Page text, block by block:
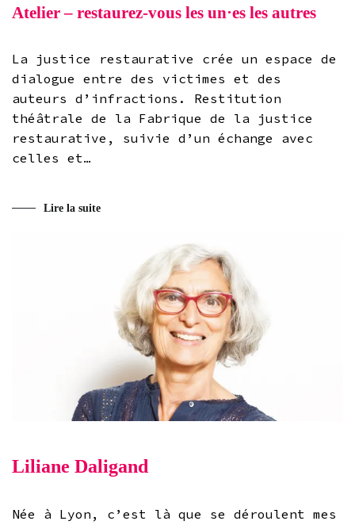
Atelier – restaurez-vous les un·es les autres
La justice restaurative crée un espace de
dialogue entre des victimes et des
auteurs d’infractions. Restitution
théâtrale de la Fabrique de la justice
restaurative, suivie d’un échange avec
celles et…
Lire la suite
Liliane Daligand
Née à Lyon, c’est là que se déroulent mes